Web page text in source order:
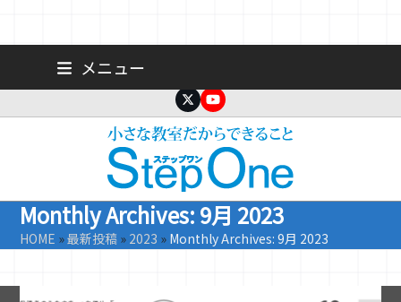
メニュー
TwitterYouTube
Monthly Archives: 9月 2023
HOME »最新投稿 » 2023 » Monthly Archives: 9月 2023